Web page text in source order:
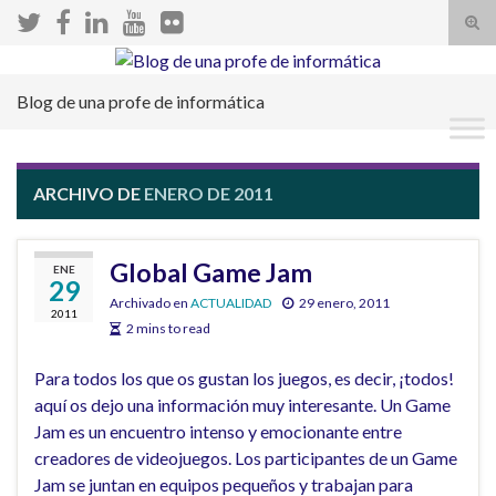
el
Search for:
Blog de una profe de informática
ARCHIVO DE ENERO DE 2011
ENE
29
2011
Global Game Jam
Archivado en ACTUALIDAD
29 enero, 2011
2 mins to read
Para todos los que os gustan los juegos, es decir, ¡todos!
aquí os dejo una información muy interesante. Un Game
Jam es un encuentro intenso y emocionante entre
creadores de videojuegos. Los participantes de un Game
Jam se juntan en equipos pequeños y trabajan para